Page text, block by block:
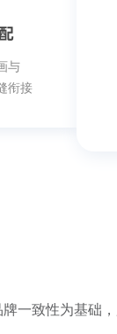
与
衔接
牌一致性为基础